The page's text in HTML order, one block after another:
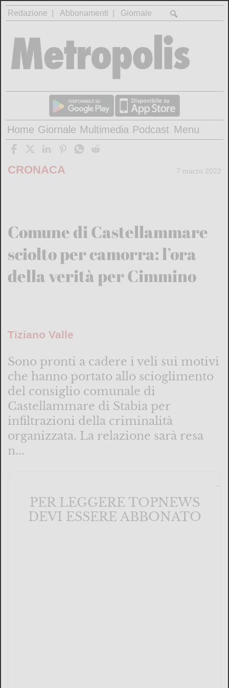
Redazione Abbonamenti Giornale
Home Giornale Multimedia Podcast Menu
CRONACA 7 marzo 2022
Comune di Castellammare
sciolto per camorra: l’ora
della verità per Cimmino
Tiziano Valle
Sono pronti a cadere i veli sui motivi
che hanno portato allo scioglimento
del consiglio comunale di
Castellammare di Stabia per
infiltrazioni della criminalità
organizzata. La relazione sarà resa
n...
PER LEGGERE TOPNEWS
DEVI ESSERE ABBONATO